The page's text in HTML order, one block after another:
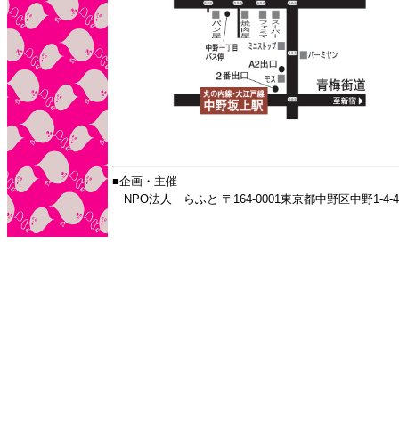
■企画・主催
NPO法人 らふと 〒164-0001東京都中野区中野1-